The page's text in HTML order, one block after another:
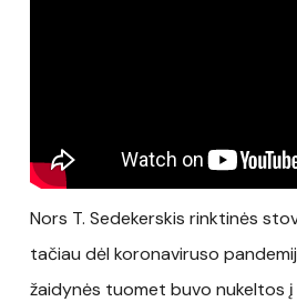
Nors T. Sedekerskis rinktinės
tačiau dėl koronaviruso
žaidynės tuomet buvo nukeltos į